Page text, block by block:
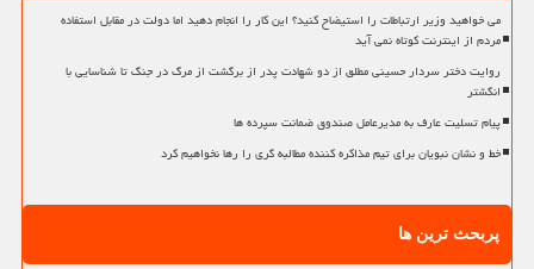
می خواهید وزیر ارتباطات را استیضاح کنید؟ این کار را انجام دهید اما دولت در مقابل استفاده
مردم از اینترنت کوتاه نمی آید
روایت دختر سردار حسینی مطلق از دو شهادت پدر از برگشت از مرگ در جنگ تا شناسایی با
انگشتر
پیام تسلیت عارف به مدیرعامل صندوق ضمانت سپرده ها
خط و نشان نبویان برای تیم مذاکره کننده مطالبه گری را رها نخواهیم کرد
پربحث ترین ها